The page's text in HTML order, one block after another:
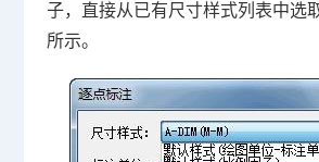
子，直接从已有尺寸样式列表中选
所示。